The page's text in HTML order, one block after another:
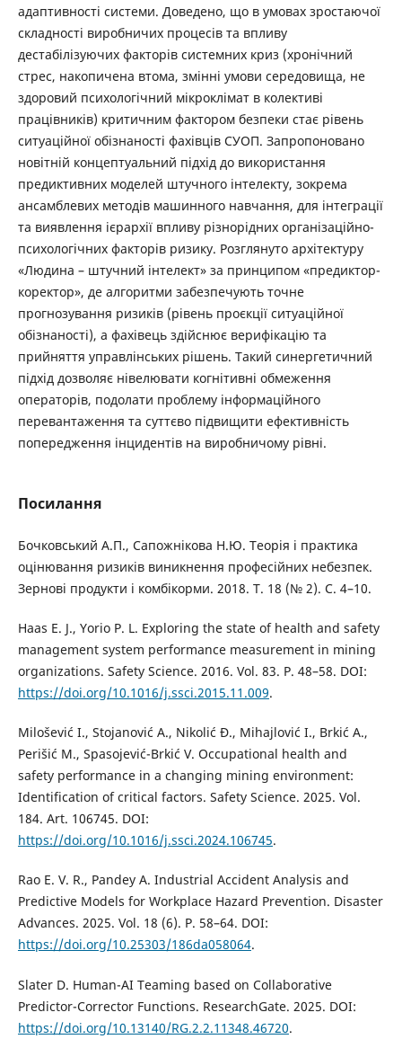
адаптивності системи. Доведено, що в умовах зростаючої
складності виробничих процесів та впливу
дестабілізуючих факторів системних криз (хронічний
стрес, накопичена втома, змінні умови середовища, не
здоровий психологічний мікроклімат в колективі
працівників) критичним фактором безпеки стає рівень
ситуаційної обізнаності фахівців СУОП. Запропоновано
новітній концептуальний підхід до використання
предиктивних моделей штучного інтелекту, зокрема
ансамблевих методів машинного навчання, для інтеграції
та виявлення ієрархії впливу різнорідних організаційно-
психологічних факторів ризику. Розглянуто архітектуру
«Людина – штучний інтелект» за принципом «предиктор-
коректор», де алгоритми забезпечують точне
прогнозування ризиків (рівень проєкції ситуаційної
обізнаності), а фахівець здійснює верифікацію та
прийняття управлінських рішень. Такий синергетичний
підхід дозволяє нівелювати когнітивні обмеження
операторів, подолати проблему інформаційного
перевантаження та суттєво підвищити ефективність
попередження інцидентів на виробничому рівні.
Посилання
Бочковський А.П., Сапожнікова Н.Ю. Теорія і практика
оцінювання ризиків виникнення професійних небезпек.
Зернові продукти і комбікорми. 2018. Т. 18 (№ 2). С. 4–10.
Haas E. J., Yorio P. L. Exploring the state of health and safety
management system performance measurement in mining
organizations. Safety Science. 2016. Vol. 83. P. 48–58. DOI:
https://doi.org/10.1016/j.ssci.2015.11.009.
Milošević I., Stojanović A., Nikolić Đ., Mihajlović I., Brkić A.,
Perišić M., Spasojević-Brkić V. Occupational health and
safety performance in a changing mining environment:
Identification of critical factors. Safety Science. 2025. Vol.
184. Art. 106745. DOI:
https://doi.org/10.1016/j.ssci.2024.106745.
Rao E. V. R., Pandey A. Industrial Accident Analysis and
Predictive Models for Workplace Hazard Prevention. Disaster
Advances. 2025. Vol. 18 (6). P. 58–64. DOI:
https://doi.org/10.25303/186da058064.
Slater D. Human-AI Teaming based on Collaborative
Predictor-Corrector Functions. ResearchGate. 2025. DOI:
https://doi.org/10.13140/RG.2.2.11348.46720.